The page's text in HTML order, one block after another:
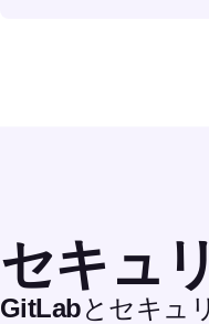
セキュ
GitLabとセキュ